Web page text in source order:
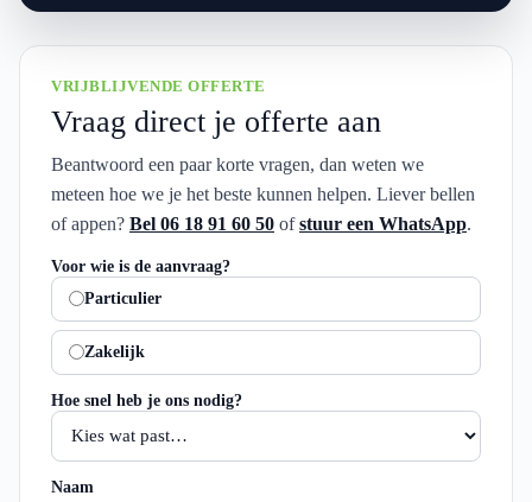
VRIJBLIJVENDE OFFERTE
Vraag direct je offerte aan
Beantwoord een paar korte vragen, dan weten we
meteen hoe we je het beste kunnen helpen. Liever bellen
of appen? Bel 06 18 91 60 50 ofstuur een WhatsApp.
Voor wie is de aanvraag?
Particulier
Zakelijk
Hoe snel heb je ons nodig?
Naam